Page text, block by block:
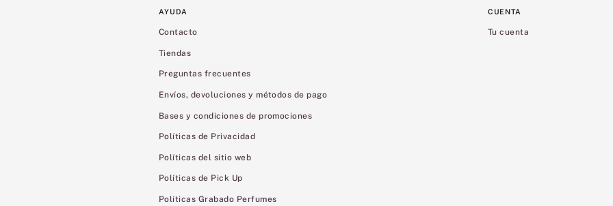
AYUDA
Contacto
Tiendas
Preguntas frecuentes
Envíos, devoluciones y métodos de pago
Bases y condiciones de promociones
Políticas de Privacidad
Políticas del sitio web
Políticas de Pick Up
Políticas Grabado Perfumes
CUENTA
Tu cuenta